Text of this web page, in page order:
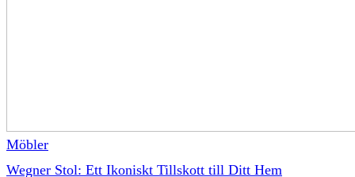
Möbler
Wegner Stol: Ett Ikoniskt Tillskott till Ditt Hem